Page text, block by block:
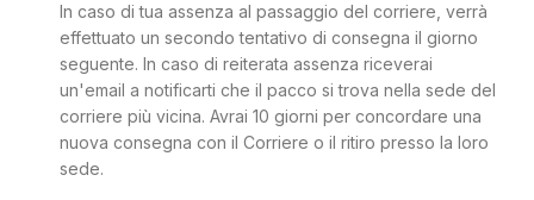
In caso di tua assenza al passaggio del corriere, verrà
effettuato un secondo tentativo di consegna il giorno
seguente. In caso di reiterata assenza riceverai
un'email a notificarti che il pacco si trova nella sede del
corriere più vicina. Avrai 10 giorni per concordare una
nuova consegna con il Corriere o il ritiro presso la loro
sede.